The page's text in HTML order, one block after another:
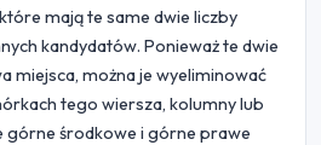
mają te same dwie liczby
kandydatów. Ponieważ te dwie
miejsca, można je wyeliminować
tego wiersza, kolumny lub
górne środkowe i górne prawe